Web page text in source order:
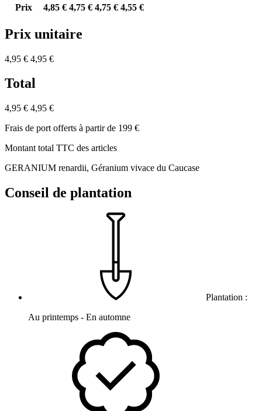
Prix
4,85 € 4,75 € 4,75 € 4,55 €
Prix unitaire
4,95 € 4,95 €
Total
4,95 € 4,95 €
Frais de port offerts à partir de 199 €
Montant total TTC des articles
GERANIUM renardii, Géranium vivace du Caucase
Conseil de plantation
Plantation :
Au printemps - En automne